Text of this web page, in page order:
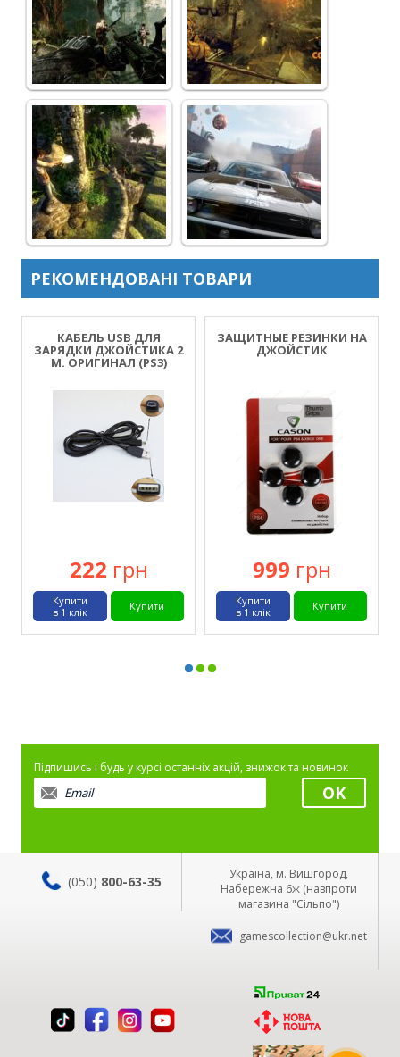
РЕКОМЕНДОВАНІ ТОВАРИ
КАБЕЛЬ USB ДЛЯ
ЗАРЯДКИ ДЖОЙСТИКА 2
М. ОРИГИНАЛ (PS3)
222 грн
Купити
Купити
в 1 клік
ЗАЩИТНЫЕ РЕЗИНКИ НА
ДЖОЙСТИК
999 грн
Купити
Купити
в 1 клік
Підпишись і будь у курсі останніх акцій, знижок та новинок
(050) 800-63-35
Україна, м. Вишгород,
Набережна 6ж (навпроти
магазина "Сільпо")
gamescollection@ukr.net